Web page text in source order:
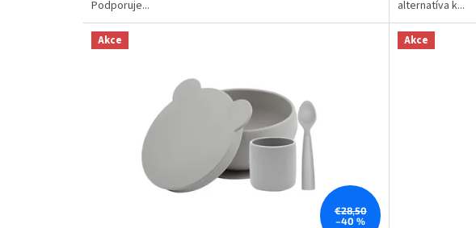
Podporuje...
alternatíva k...
Akce
€28,50
–40 %
Akce